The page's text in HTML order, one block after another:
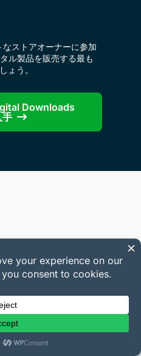
ストアオーナーに参加
ル製品を販売する最も
ょう。
Downloads
手
情報
合わせ
エイト
グ
開示